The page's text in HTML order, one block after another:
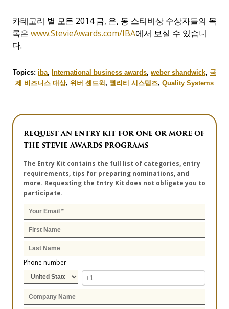
카테고리 별 모든 2014 금, 은, 동 스티비상 수상자들의 목
록은 www.StevieAwards.com/IBA에서 보실 수 있습니
다.
Topics: iba, International business awards, weber shandwick, 국
제 비즈니스 대상, 위버 셴드윅 , 퀄리티 시스템즈, Quality Systems
REQUEST AN ENTRY KIT FOR ONE OR MORE OF
THE STEVIE AWARDS PROGRAMS
The Entry Kit contains the full list of categories, entry
requirements, tips for preparing nominations, and
more. Requesting the Entry Kit does not obligate you to
participate.
Phone number